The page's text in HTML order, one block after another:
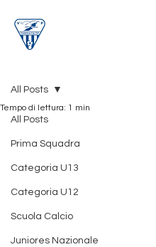
All Posts
Prima Squadra
Categoria U13
Categoria U12
Scuola Calcio
Juniores Nazionale
All Posts
Tempo di lettura: 1 min